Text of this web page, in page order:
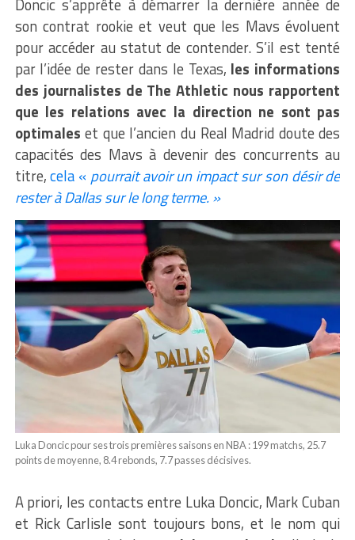
Doncic s’apprête à démarrer la dernière année de
son contrat rookie et veut que les Mavs évoluent
pour accéder au statut de contender. S’il est tenté
par l’idée de rester dans le Texas, les informations
des journalistes de The Athletic nous rapportent
que les relations avec la direction ne sont pas
optimales et que l’ancien du Real Madrid doute des
capacités des Mavs à devenir des concurrents au
titre,cela « pourrait avoir un impact sur son désir de
rester à Dallas sur le long terme. »
Luka Doncic pour ses trois premières saisons en NBA : 199 matchs, 25.7
points de moyenne, 8.4 rebonds, 7.7 passes décisives.
A priori, les contacts entre Luka Doncic, Mark Cuban
et Rick Carlisle sont toujours bons, et le nom qui